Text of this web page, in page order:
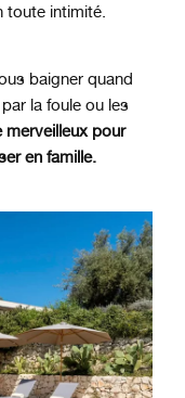
toute intimité.
baigner quand
la foule ou les
merveilleux pour
en famille.